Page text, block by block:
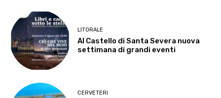
LITORALE
Al Castello di Santa Severa nuova
settimana di grandi eventi
CERVETERI